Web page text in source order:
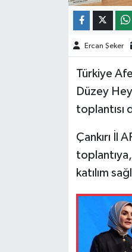
Ercan Şeker
Türkiye
Düzey
toplantısı
Çankırı İl
katılım